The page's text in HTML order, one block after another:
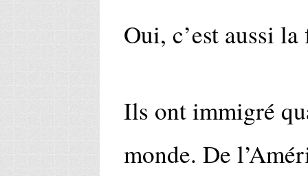
Oui, c’est aussi
Ils ont immigré
monde. De